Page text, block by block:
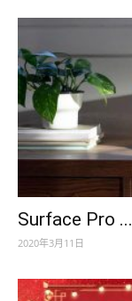
Surface Pro ...
2020年3月11日